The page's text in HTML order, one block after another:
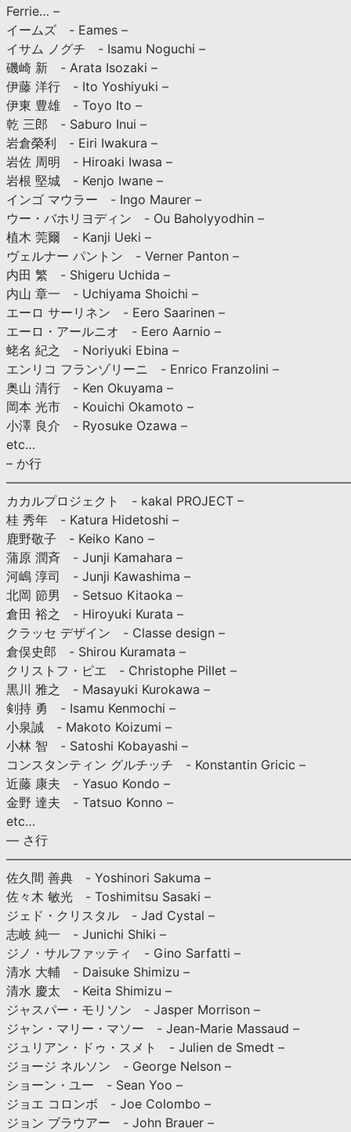
Ferrie… –
イームズ - Eames –
イサム ノグチ - Isamu Noguchi –
磯崎 新 - Arata Isozaki –
伊藤 洋行 - Ito Yoshiyuki –
伊東 豊雄 - Toyo Ito –
乾 三郎 - Saburo Inui –
岩倉榮利 - Eiri Iwakura –
岩佐 周明 - Hiroaki Iwasa –
岩根 堅城 - Kenjo Iwane –
インゴ マウラー - Ingo Maurer –
ウー・バホリヨディン - Ou Baholyyodhin –
植木 莞爾 - Kanji Ueki –
ヴェルナー パントン - Verner Panton –
内田 繁 - Shigeru Uchida –
内山 章一 - Uchiyama Shoichi –
エーロ サーリネン - Eero Saarinen –
エーロ・アールニオ - Eero Aarnio –
蛯名 紀之 - Noriyuki Ebina –
エンリコ フランゾリーニ - Enrico Franzolini –
奥山 清行 - Ken Okuyama –
岡本 光市 - Kouichi Okamoto –
小澤 良介 - Ryosuke Ozawa –
etc…
– か行
カカルプロジェクト - kakal PROJECT –
桂 秀年 - Katura Hidetoshi –
鹿野敬子 - Keiko Kano –
蒲原 潤斉 - Junji Kamahara –
河嶋 淳司 - Junji Kawashima –
北岡 節男 - Setsuo Kitaoka –
倉田 裕之 - Hiroyuki Kurata –
クラッセ デザイン - Classe design –
倉俣史郎 - Shirou Kuramata –
クリストフ・ピエ - Christophe Pillet –
黒川 雅之 - Masayuki Kurokawa –
剣持 勇 - Isamu Kenmochi –
小泉誠 - Makoto Koizumi –
小林 智 - Satoshi Kobayashi –
コンスタンティン グルチッチ - Konstantin Gricic –
近藤 康夫 - Yasuo Kondo –
金野 達夫 - Tatsuo Konno –
etc…
— さ行
佐久間 善典 - Yoshinori Sakuma –
佐々木 敏光 - Toshimitsu Sasaki –
ジェド・クリスタル - Jad Cystal –
志岐 純一 - Junichi Shiki –
ジノ・サルファッティ - Gino Sarfatti –
清水 大輔 - Daisuke Shimizu –
清水 慶太 - Keita Shimizu –
ジャスパー・モリソン - Jasper Morrison –
ジャン・マリー・マソー - Jean-Marie Massaud –
ジュリアン・ドゥ・スメト - Julien de Smedt –
ジョージ ネルソン - George Nelson –
ショーン・ユー - Sean Yoo –
ジョエ コロンボ - Joe Colombo –
ジョン ブラウアー - John Brauer –